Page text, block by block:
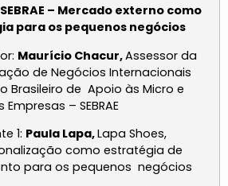
– Mercado externo como
para os pequenos negócios
Maurício Chacur,Assessor da
de Negócios Internacionais
Brasileiro de Apoio às Micro e
Empresas – SEBRAE
1: Paula Lapa,Lapa Shoes,
como estratégia de
para os pequenos negócios